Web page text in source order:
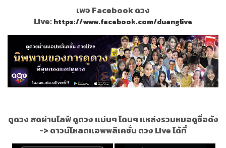
เพจ Facebook ดวง
Live:https://www.facebook.com/duanglive
ดูดวง สดผ่านไลฟ์ ดูดวง แม่นๆ โดนๆ แหล่งรวมหมอดูชื่อดัง
-> ดาวน์โหลดแอพพลิเคชั่น ดวง Live ได้ที่